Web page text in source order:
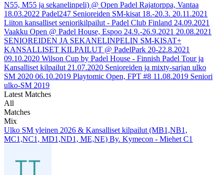
N55, M55 ja sekanelinpeli) @ Open Padel Rajatorppa, Vantaa
18.03.2022 Padel247 Senioreiden SM-kisat 18.-20.3. 20.11.2021
Liiton kansalliset seniorikilpailut - Padel Club Finland 24.09.2021
Vaakku Open @ Padel House, Espoo 24.9.-26.9.2021 20.08.2021
SENIOREIDEN JA SEKANELINPELIN SM-KISAT+
KANSALLISET KILPAILUT @ PadelPark 20-22.8.2021
09.10.2020 Wilson Cup by Padel House - Finnish Padel Tour ja
Kansalliset kilpailut 21.07.2020 Senioreiden ja mixty-sarjan ulko
SM 2020 06.10.2019 Playtomic Open, FPT #8 11.08.2019 Seniori
ulko-SM 2019
Latest Matches
All
Matches
Mix
Ulko SM yleinen 2026 & Kansalliset kilpailut (MB1,NB1,
MC1,NC1, MD1,ND1, ME,NE) By. Kymecon - Miehet C1